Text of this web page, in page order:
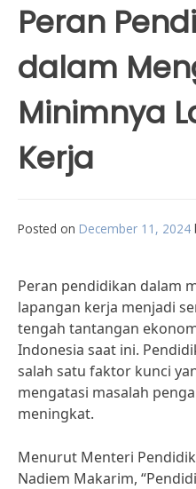
Peran
dalam
Minimnya
Kerja
Posted on December 11, 2024
Peran pendidikan dalam
lapangan kerja menjadi
tengah tantangan
Indonesia saat ini.
salah satu faktor kunci
mengatasi masalah
meningkat.
Menurut Menteri
Nadiem Makarim,